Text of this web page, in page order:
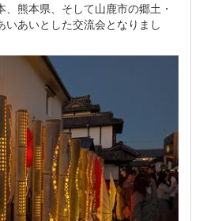
熊本県、そして山鹿市の郷土・
あいとした交流会となりまし